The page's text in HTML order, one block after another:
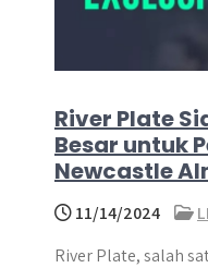
River Plate
Besar untuk
Newcastle
11/14/2024
River Plate, salah